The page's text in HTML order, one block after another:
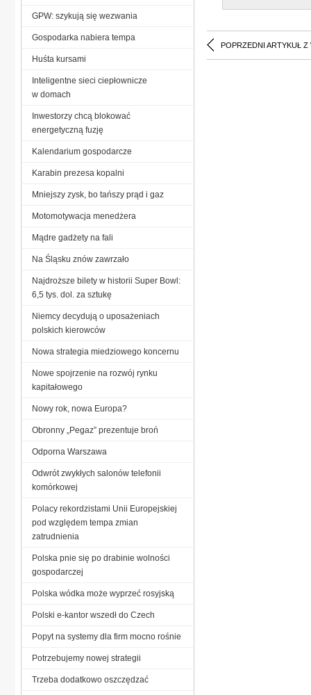
POPRZEDNI ARTYKUŁ Z
GPW: szykują się wezwania
Gospodarka nabiera tempa
Huśta kursami
Inteligentne sieci ciepłownicze
w domach
Inwestorzy chcą blokować
energetyczną fuzję
Kalendarium gospodarcze
Karabin prezesa kopalni
Mniejszy zysk, bo tańszy prąd i gaz
Motomotywacja menedżera
Mądre gadżety na fali
Na Śląsku znów zawrzało
Najdroższe bilety w historii Super Bowl:
6,5 tys. dol. za sztukę
Niemcy decydują o uposażeniach
polskich kierowców
Nowa strategia miedziowego koncernu
Nowe spojrzenie na rozwój rynku
kapitałowego
Nowy rok, nowa Europa?
Obronny „Pegaz” prezentuje broń
Odporna Warszawa
Odwrót zwykłych salonów telefonii
komórkowej
Polacy rekordzistami Unii Europejskiej
pod względem tempa zmian
zatrudnienia
Polska pnie się po drabinie wolności
gospodarczej
Polska wódka może wyprzeć rosyjską
Polski e-kantor wszedł do Czech
Popyt na systemy dla firm mocno rośnie
Potrzebujemy nowej strategii
Trzeba dodatkowo oszczędzać